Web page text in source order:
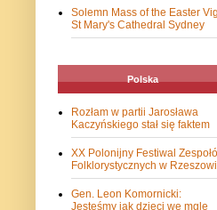
Solemn Mass of the Easter
St Mary's Cathedral Sydney
Polska
Rozłam w partii Jarosława
Kaczyńskiego stał się faktem
XX Polonijny Festiwal
Folklorystycznych w
Gen. Leon Komornicki:
Jesteśmy jak dzieci we mgle